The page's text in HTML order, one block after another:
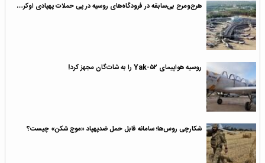
هرج‌ومرج بی‌سابقه در فرودگاه‌های روسیه در پی حملات پهپادی اوکر…
روسیه هواپیمای Yak-۵۲ را به شات‌گان مجهز کرد!
شکارچی روس‌ها؛ سامانه قابل حمل ضدپهپاد «موج شکن» چیست؟